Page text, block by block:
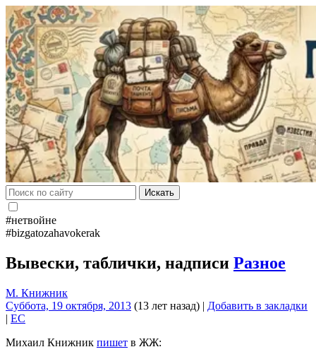
Искать
#нетвойне
#bizgatozahavokerak
Вывески, таблички, надписи Разное
М. Книжник
Суббота, 19 октября, 2013 (13 лет назад) | Добавить в закладки
| EC
Михаил Книжник пишет в ЖЖ: